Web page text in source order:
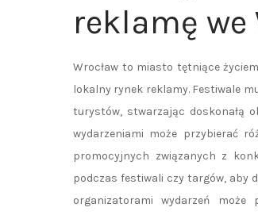
reklamę we
Wrocław to miasto tętniące
lokalny rynek reklamy. Festiwale
turystów, stwarzając doskonałą
wydarzeniami może przybierać
promocyjnych związanych z
podczas festiwali czy targów, aby
organizatorami wydarzeń